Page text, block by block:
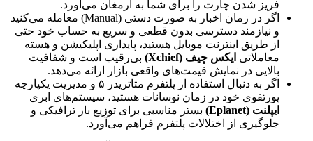
فریز شدن چارت را برای شما به ارمغان می‌آورد.
اگر در زمان اخبار به صورت دستی (Manual) معامله می‌کنید
و نیازمند دسترسی بدون قطعی و سریع به حساب خود حتی
از طریق اینترنت موبایل هستید، پایداری اپلیکیشن و هسته
معاملاتی ایکس چیف (Xchief)
بی‌رقیب است و شفافیت
بالایی در نمایش قیمت‌های واقعی بازار ارائه می‌دهد.
اگر به دنبال استفاده از پلتفرم متاتریدر ۵ و مدیریت یکپارچه
پورتفوی خود در زمان نوسانات هستید، سیستم‌های ابری
ایپلنت (Eplanet)
بستر مناسبی برای توزیع بار ترافیکی و
جلوگیری از اختلالات پلتفرم فراهم می‌آورد.